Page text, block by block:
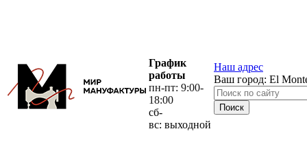
График
работы
пн-пт: 9:00-
18:00
сб-
вс: выходной
Наш адрес
Ваш город: El